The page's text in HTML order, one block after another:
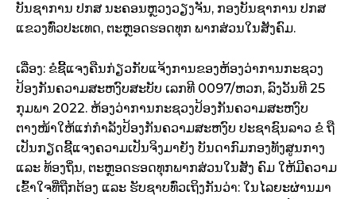
ບັນຊາການ ປກສ ນະຄອນຫຼວງວຽງຈັນ, ກອງບັນຊາການ ປກສ
ແຂວງທົ່ວປະເທດ, ຕະຫຼອດຮອດທຸກ ພາກສ່ວນໃນສັງຄົມ.
ເລື່ອງ: ຂໍຊີ້ແຈງຄືນກ່ຽວກັບແຈ້ງການຂອງຫ້ອງວ່າການກະຊວງ
ປ້ອງກັນຄວາມສະຫງົບສະບັບ ເລກທີ 0097/ຫວກ, ລົງວັນທີ 25
ກຸມພາ 2022. ຫ້ອງວ່າການກະຊວງປ້ອງກັນຄວາມສະຫງົບ
ຕາງໜ້າໃຫ້ແກ່ກຳລັງປ້ອງກັນຄວາມສະຫງົບ ປະຊາຊົນລາວ ຂໍ ຖື
ເປັນກຽດຊີ້ແຈງຄວາມເປັນຈິງມາຍັງ ບັນດາກົມກອງທັງສູນກາງ
ແລະ ທ້ອງຖິ່ນ, ຕະຫຼອດຮອດທຸກພາກສ່ວນໃນສັງ ຄົມ ໃຫ້ມີຄວາມ
ເຂົ້າໃຈທີ່ຖືກຕ້ອງ ແລະ ຮັບຊາບທົ່ວເຖິງກັນວ່າ: ໃນໄລຍະຜ່ານມາ